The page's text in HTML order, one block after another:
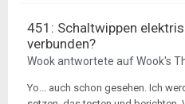
451: Schaltwippen
verbunden?
Wookantwortete aufWook's
Yo... auch schon gesehen. Ich